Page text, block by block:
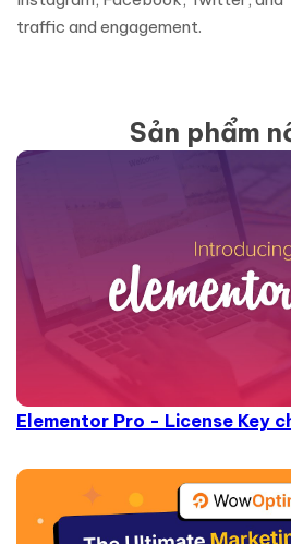
traffic and engagement.
Sản phẩm
Elementor Pro - License Key